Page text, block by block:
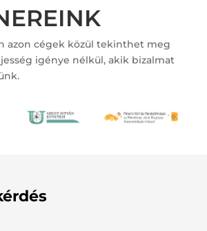
azon cégek közül tekinthet meg
igénye nélkül, akik bizalmat